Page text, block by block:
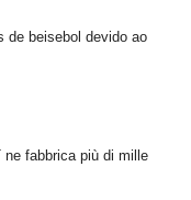
de beisebol devido ao
fabbrica più di mille